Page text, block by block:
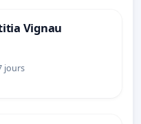
Vignau
jours